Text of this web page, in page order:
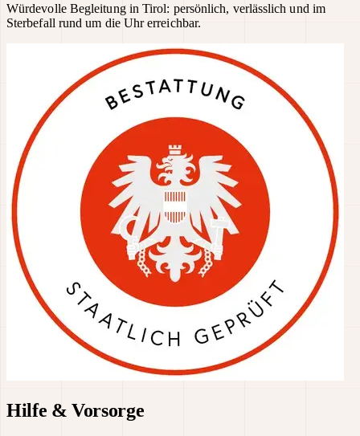
Würdevolle Begleitung in Tirol: persönlich, verlässlich und im
Sterbefall rund um die Uhr erreichbar.
Hilfe & Vorsorge